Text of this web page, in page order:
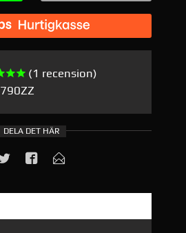
(1 recension)
DELA DET HÄR